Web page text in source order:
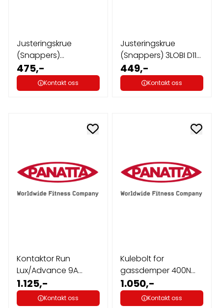
Justeringskrue
(Snappers)
20ESAM6L43 Panatta
475,-
Kontakt oss
Justeringskrue
(Snappers) 3LOBI D11
Panatta
449,-
Kontakt oss
Kontaktor Run
Lux/Advance 9A
24VDC Panatta
1.125,-
Kontakt oss
Kulebolt for
gassdemper 400N
120-325mm Panatta,
...
1.050,-
Kontakt oss